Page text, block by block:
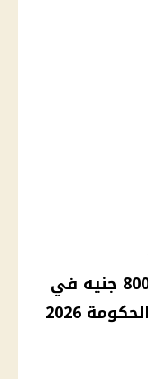
زيادة الحد الأدنى للأجور إلى 8000 جنيه في
2026